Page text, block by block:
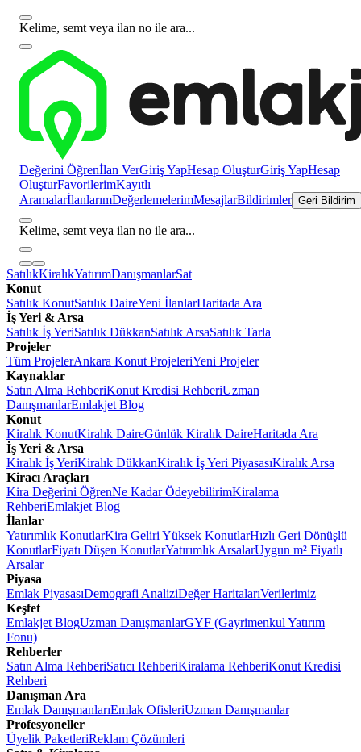
Kelime, semt veya ilan no ile ara...
Değerini Öğrenİlan VerGiriş YapHesap OluşturGiriş YapHesap
OluşturFavorilerimKayıtlı
AramalarİlanlarımDeğerlemelerimMesajlarBildirimler Geri Bildirim
Kelime, semt veya ilan no ile ara...
SatılıkKiralıkYatırımDanışmanlarSat
Konut
Satılık KonutSatılık DaireYeni İlanlarHaritada Ara
İş Yeri & Arsa
Satılık İş YeriSatılık DükkanSatılık ArsaSatılık Tarla
Projeler
Tüm ProjelerAnkara Konut ProjeleriYeni Projeler
Kaynaklar
Satın Alma RehberiKonut Kredisi RehberiUzman
DanışmanlarEmlakjet Blog
Konut
Kiralık KonutKiralık DaireGünlük Kiralık DaireHaritada Ara
İş Yeri & Arsa
Kiralık İş YeriKiralık DükkanKiralık İş Yeri PiyasasıKiralık Arsa
Kiracı Araçları
Kira Değerini ÖğrenNe Kadar ÖdeyebilirimKiralama
RehberiEmlakjet Blog
İlanlar
Yatırımlık KonutlarKira Geliri Yüksek KonutlarHızlı Geri Dönüşlü
KonutlarFiyatı Düşen KonutlarYatırımlık ArsalarUygun m² Fiyatlı
Arsalar
Piyasa
Emlak PiyasasıDemografi AnaliziDeğer HaritalarıVerilerimiz
Keşfet
Emlakjet BlogUzman DanışmanlarGYF (Gayrimenkul Yatırım
Fonu)
Rehberler
Satın Alma RehberiSatıcı RehberiKiralama RehberiKonut Kredisi
Rehberi
Danışman Ara
Emlak DanışmanlarıEmlak OfisleriUzman Danışmanlar
Profesyoneller
Üyelik PaketleriReklam Çözümleri